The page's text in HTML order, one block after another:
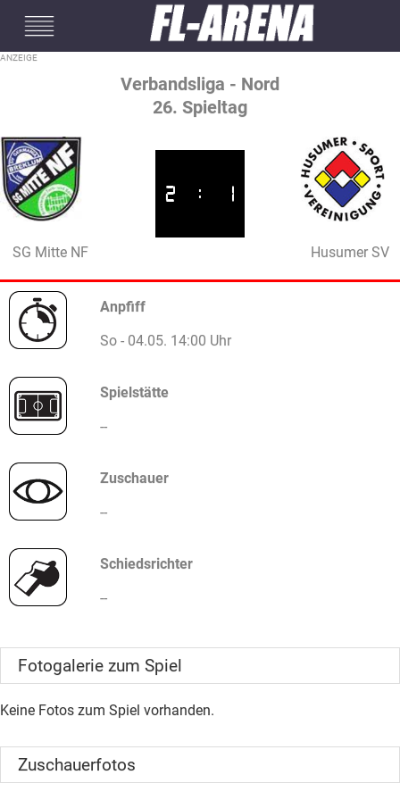
Verbandsliga - Nord
26. Spieltag
SG Mitte NF
2 : 1
Husumer SV
Anpfiff
So - 04.05. 14:00 Uhr
Spielstätte
--
Zuschauer
--
Schiedsrichter
--
Fotogalerie zum Spiel
Keine Fotos zum Spiel vorhanden.
Zuschauerfotos